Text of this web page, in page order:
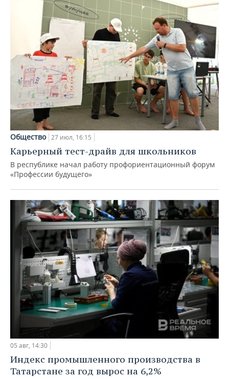
Общество 27 июл, 16:15
Карьерный тест-драйв для школьников
В республике начал работу профориентационный форум
«Профессии будущего»
05 авг, 14:30
Индекс промышленного производства в
Татарстане за год вырос на 6,2%